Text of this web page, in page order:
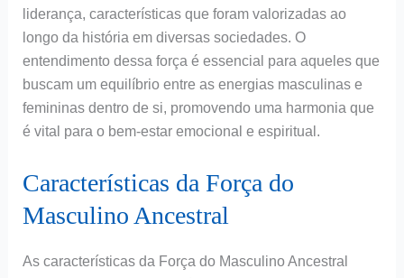
liderança, características que foram valorizadas ao
longo da história em diversas sociedades. O
entendimento dessa força é essencial para aqueles que
buscam um equilíbrio entre as energias masculinas e
femininas dentro de si, promovendo uma harmonia que
é vital para o bem-estar emocional e espiritual.
Características da Força do
Masculino Ancestral
As características da Força do Masculino Ancestral